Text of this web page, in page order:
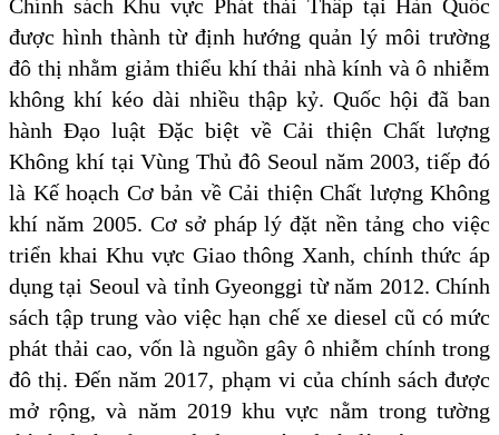
Chính sách Khu vực Phát thải Thấp tại Hàn Quốc
được hình thành từ định hướng quản lý môi trường
đô thị nhằm giảm thiểu khí thải nhà kính và ô nhiễm
không khí kéo dài nhiều thập kỷ. Quốc hội đã ban
hành Đạo luật Đặc biệt về Cải thiện Chất lượng
Không khí tại Vùng Thủ đô Seoul năm 2003, tiếp đó
là Kế hoạch Cơ bản về Cải thiện Chất lượng Không
khí năm 2005. Cơ sở pháp lý đặt nền tảng cho việc
triển khai Khu vực Giao thông Xanh, chính thức áp
dụng tại Seoul và tỉnh Gyeonggi từ năm 2012. Chính
sách tập trung vào việc hạn chế xe diesel cũ có mức
phát thải cao, vốn là nguồn gây ô nhiễm chính trong
đô thị. Đến năm 2017, phạm vi của chính sách được
mở rộng, và năm 2019 khu vực nằm trong tường